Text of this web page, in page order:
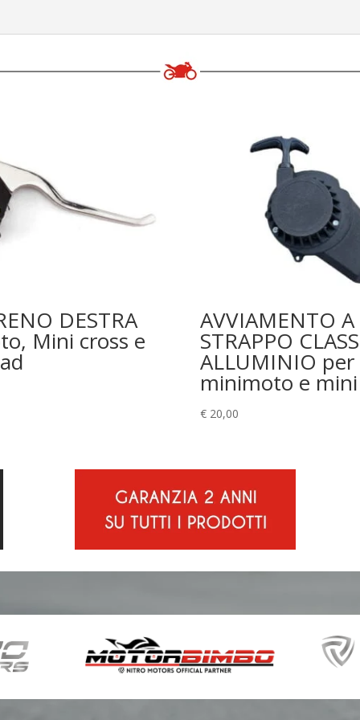
DESTRA
Mini cross e
AVVIAMENTO A
STRAPPO
ALLUMINIO per
minimoto e
€20,00